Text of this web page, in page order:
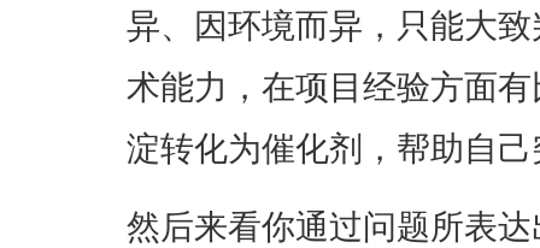
异、因环境而异，只能大
术能力，在项目经验方面
淀转化为催化剂，帮助自
然后来看你通过问题所表